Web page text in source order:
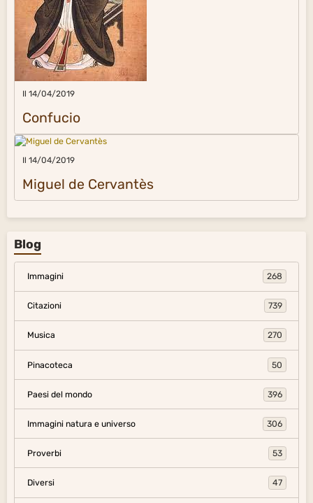
Il 14/04/2019
Confucio
Il 14/04/2019
Miguel de Cervantès
Blog
Immagini 268
Citazioni 739
Musica 270
Pinacoteca 50
Paesi del mondo 396
Immagini natura e universo 306
Proverbi 53
Diversi 47